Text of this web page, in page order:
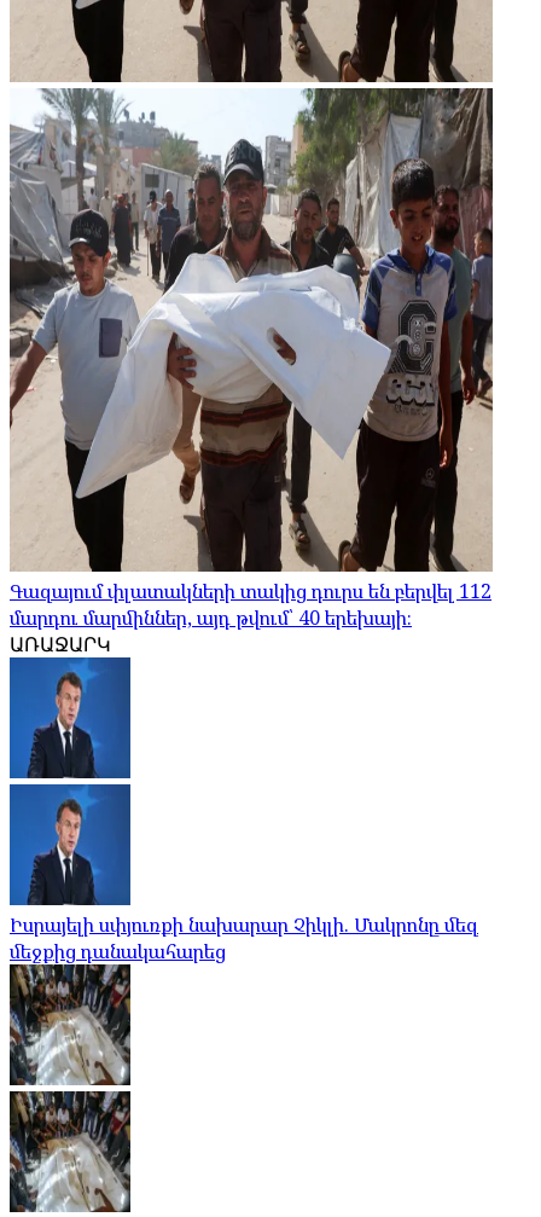
Գազայում փլատակների տակից դուրս են բերվել 112
մարդու մարմիններ, այդ թվում՝ 40 երեխայի։
ԱՌԱՋԱՐԿ
Իսրայելի սփյուռքի նախարար Չիկլի. Մակրոնը մեզ
մեջքից դանակահարեց